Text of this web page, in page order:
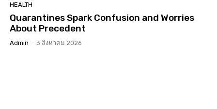
HEALTH
Quarantines Spark Confusion and Worries
About Precedent
Admin - 3 สิงหาคม 2026